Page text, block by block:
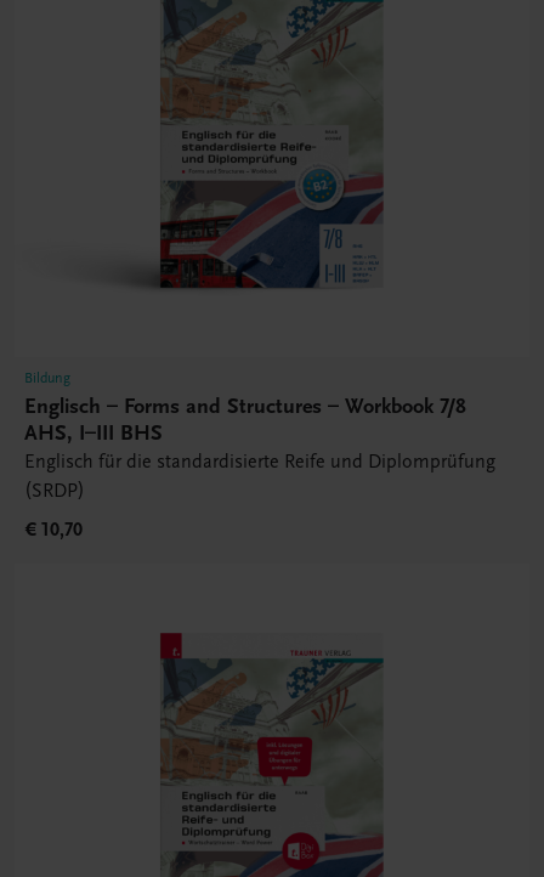
Bildung
Englisch – Forms and Structures – Workbook 7/8
AHS, I–III BHS
Englisch für die standardisierte Reife und Diplomprüfung
(SRDP)
€ 10,70